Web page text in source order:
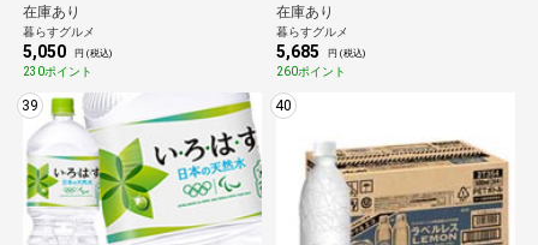
無料】ゴールドパック倉庫C★
在庫あり
暮らすグルメ
5,050 円 (税込)
230ポイント
麦茶 まとめ買い 水分補給 カフェ
インゼロ ノンカフェイン お茶 ペ
ット 大容量 [同梱不可] 倉庫C
在庫あり
暮らすグルメ
5,685 円 (税込)
260ポイント
39 40